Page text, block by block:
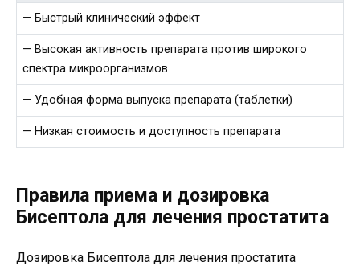
— Быстрый клинический эффект
— Высокая активность препарата против широкого
спектра микроорганизмов
— Удобная форма выпуска препарата (таблетки)
— Низкая стоимость и доступность препарата
Правила приема и дозировка
Бисептола для лечения простатита
Дозировка Бисептола для лечения простатита